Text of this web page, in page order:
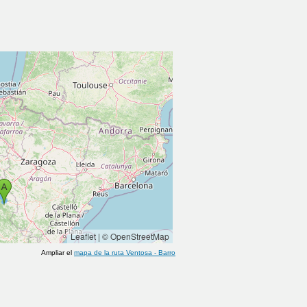
Leaflet | © OpenStreetMap
Ampliar el mapa de la ruta Ventosa - Barro